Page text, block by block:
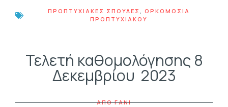
ΠΡΟΠΤΥΧΙΑΚΈΣ ΣΠΟΥΔΈΣ , ΟΡΚΩΜΟΣΊΑ
ΠΡΟΠΤΥΧΙΑΚΟΎ
Τελετή καθομολόγησης 8
Δεκεμβρίου 2023
ΑΠΟFANI